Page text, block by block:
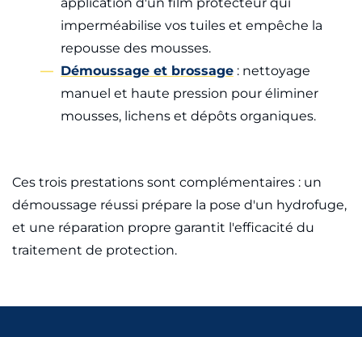
imperméabilise vos tuiles et empêche la
repousse des mousses.
Démoussage et brossage : nettoyage
manuel et haute pression pour éliminer
mousses, lichens et dépôts organiques.
Ces trois prestations sont complémentaires : un
démoussage réussi prépare la pose d'un hydrofuge,
et une réparation propre garantit l'efficacité du
traitement de protection.